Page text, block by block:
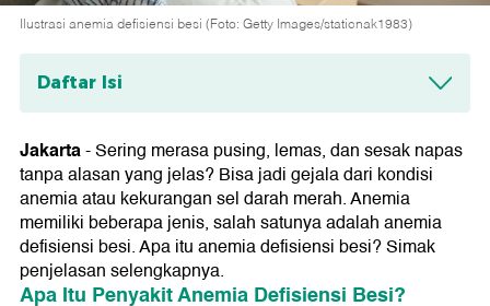
Ilustrasi anemia defisiensi besi (Foto: Getty Images/staticnak1983)
Daftar Isi
Apa Itu Penyakit Anemia Defisiensi Besi?
Gejala Anemia Defisiensi Besi
Penyebab Anemia Defisiensi Besi
Faktor Risiko Anemia Defisiensi Besi
Komplikasi Anemia Defisiensi Besi
Jakarta- Sering merasa pusing, lemas, dan sesak napas
tanpa alasan yang jelas? Bisa jadi gejala dari kondisi
anemia atau kekurangan sel darah merah. Anemia
memiliki beberapa jenis, salah satunya adalah anemia
defisiensi besi. Apa itu anemia defisiensi besi? Simak
penjelasan selengkapnya.
Apa Itu Penyakit Anemia Defisiensi Besi?